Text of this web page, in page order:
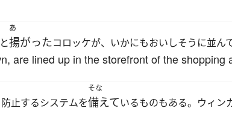
あ
揚がったコロッケが、いかにもおいしそうに並ん
are lined up in the storefront of the shopping
止するシステムを
そな
備えているものもある。ウィン